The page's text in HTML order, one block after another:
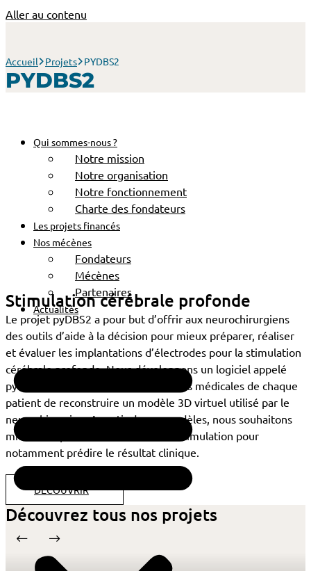
Aller au contenu
Qui sommes-nous ?
Notre mission
Notre organisation
Notre fonctionnement
Charte des fondateurs
Les projets financés
Nos mécènes
Fondateurs
Mécènes
Partenaires
Actualités
Accueil Projets PYDBS2
PYDBS2
Stimulation cérébrale profonde
Le projet pyDBS2 a pour but d’offrir aux neurochirurgiens
des outils d’aide à la décision pour mieux préparer, réaliser
et évaluer les implantations d’électrodes pour la stimulation
cérébrale profonde. Nous développons un logiciel appelé
pyDBS qui permet à partir des images médicales de chaque
patient de reconstruire un modèle 3D virtuel utilisé par le
neurochirurgien. A partir de ces modèles, nous souhaitons
mieux comprendre les effets de la stimulation pour
notamment prédire le résultat clinique.
DÉCOUVRIR
Découvrez tous nos projets